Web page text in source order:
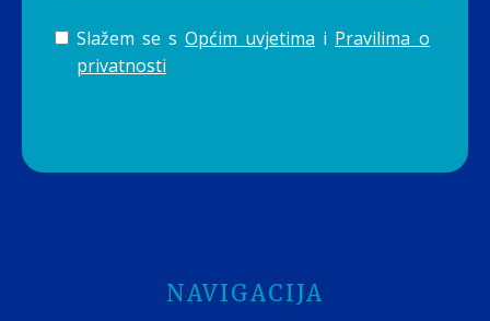
Slažem se s Općim uvjetima i Pravilima o
privatnosti
NAVIGACIJA